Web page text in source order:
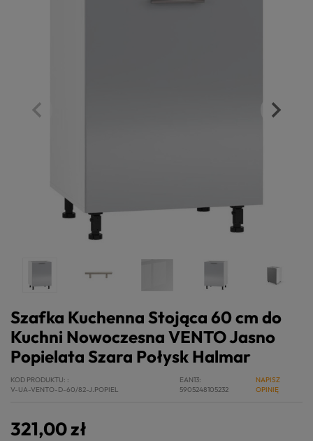
Szafka Kuchenna Stojąca 60 cm do
Kuchni Nowoczesna VENTO Jasno
Popielata Szara Połysk Halmar
KOD PRODUKTU:
V-UA-VENTO-D-60/82-J.POPIEL
EAN13
5905248105232
NAPISZ
OPINIĘ
321,00 zł